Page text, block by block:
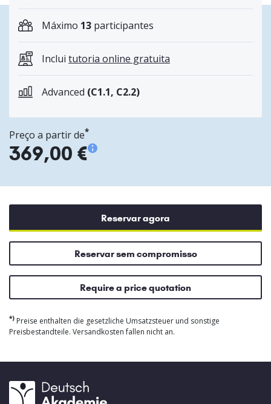
Máximo 13 participantes
Inclui tutoria online gratuita
Advanced (C1.1, C2.2)
Preço a partir de*
369,00 €
Reservar agora
Reservar sem compromisso
Require a price quotation
*) Preise enthalten die gesetzliche Umsatzsteuer und sonstige
Preisbestandteile. Versandkosten fallen nicht an.